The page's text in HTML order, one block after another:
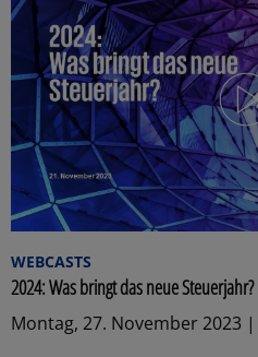
WEBCASTS
2024: Was bringt das neue Steuerjahr?
Montag, 27. November 2023